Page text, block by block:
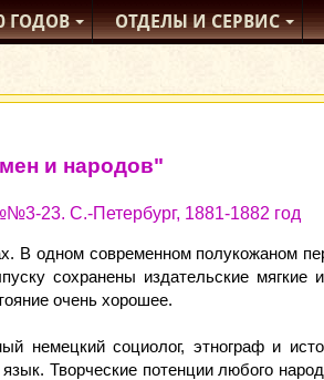
ГОДОВ ОТДЕЛЫИ СЕРВИС
и народов"
23. С.-Петербург, 1881-1882 год
В одном современном полукожаном
сохранены издательские мягкие
очень хорошее.
немецкий социолог, этнограф и
Творческие потенции любого